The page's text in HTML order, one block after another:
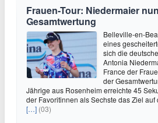
Frauen-Tour: Niedermaier
Gesamtwertung
Belleville-en-
eines
sich die
Antonia
France der
der
Jährige aus Rosenheim erreichte 45
der Favoritinnen als Sechste das Ziel auf
[…] (03)